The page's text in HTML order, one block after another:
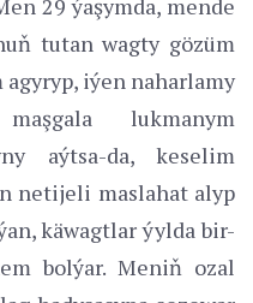
29 ýaşymda, mende
tutan wagty gözüm
iýen naharlamy
lukmanym
aýtsa-da, keselim
netijeli maslahat alyp
käwagtlar ýylda bir-
bolýar. Meniň ozal